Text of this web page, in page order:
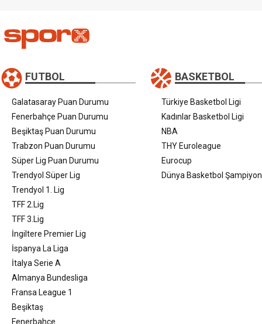
FUTBOL
Galatasaray Puan Durumu
Fenerbahçe Puan Durumu
Beşiktaş Puan Durumu
Trabzon Puan Durumu
Süper Lig Puan Durumu
Trendyol Süper Lig
Trendyol 1. Lig
TFF 2.Lig
TFF 3.Lig
İngiltere Premier Lig
İspanya La Liga
İtalya Serie A
Almanya Bundesliga
Fransa League 1
Beşiktaş
Fenerbahçe
BASKETBOL
Türkiye Basketbol Ligi
Kadınlar Basketbol Ligi
NBA
THY Euroleague
Eurocup
Dünya Basketbol